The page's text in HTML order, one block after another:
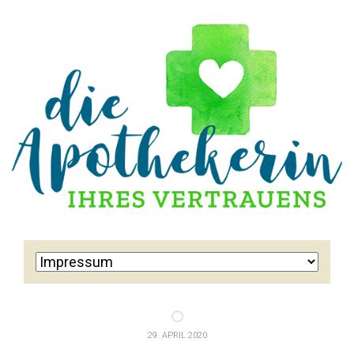
29. APRIL 2020